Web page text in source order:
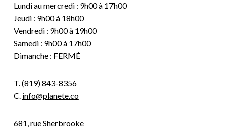
Lundi au mercredi : 9h00 à 17h00
Jeudi : 9h00 à 18h00
Vendredi : 9h00 à 19h00
Samedi : 9h00 à 17h00
Dimanche : FERMÉ
T.(819) 843-8356
C. info@planete.co
681, rue Sherbrooke